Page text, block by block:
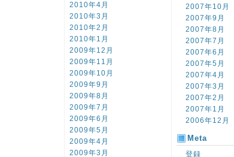
2010年4月
2010年3月
2010年2月
2010年1月
2009年12月
2009年11月
2009年10月
2009年9月
2009年8月
2009年7月
2009年6月
2009年5月
2009年4月
2009年3月
2007年10月
2007年9月
2007年8月
2007年7月
2007年6月
2007年5月
2007年4月
2007年3月
2007年2月
2007年1月
2006年12月
Meta
登録